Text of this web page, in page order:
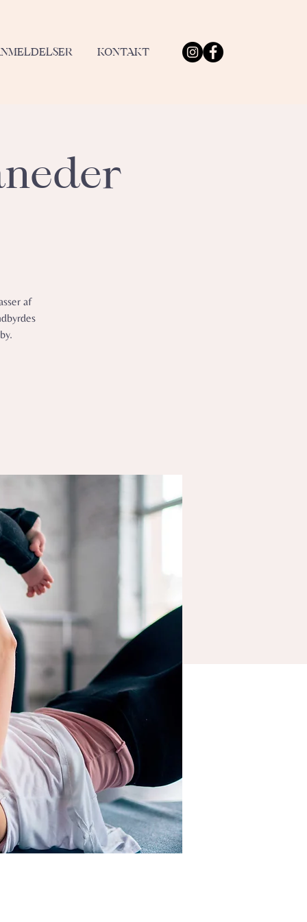
KONTAKT
af